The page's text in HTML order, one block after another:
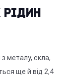
металу, скла,
ще й від 2,4